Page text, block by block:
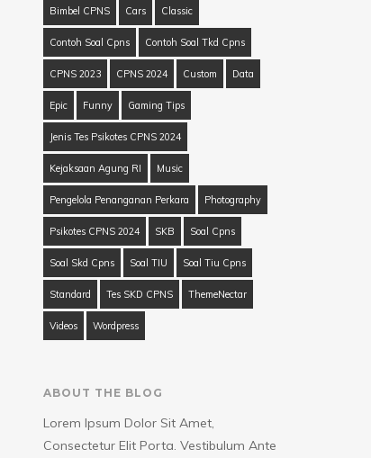
Bimbel CPNS Cars Classic
Contoh Soal Cpns Contoh Soal Tkd Cpns
CPNS 2023 CPNS 2024 Custom Data
Epic Funny Gaming Tips
Jenis Tes Psikotes CPNS 2024
Kejaksaan Agung RI Music
Pengelola Penanganan Perkara Photography
Psikotes CPNS 2024 SKB Soal Cpns
Soal Skd Cpns Soal TIU Soal Tiu Cpns
Standard Tes SKD CPNS ThemeNectar
Videos Wordpress
ABOUT THE BLOG
Lorem Ipsum Dolor Sit Amet,
Consectetur Elit Porta. Vestibulum Ante